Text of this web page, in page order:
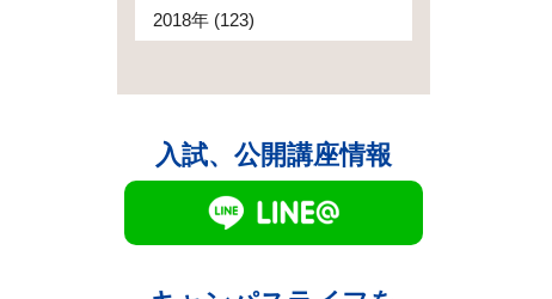
2018年 (123)
入試、公開講座情報